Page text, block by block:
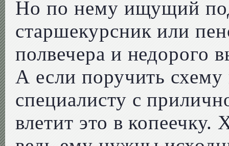
Но по нему ищущий
старшекурсник или
полвечера и недорого
А если поручить
специалисту с
влетит это в копеечку.